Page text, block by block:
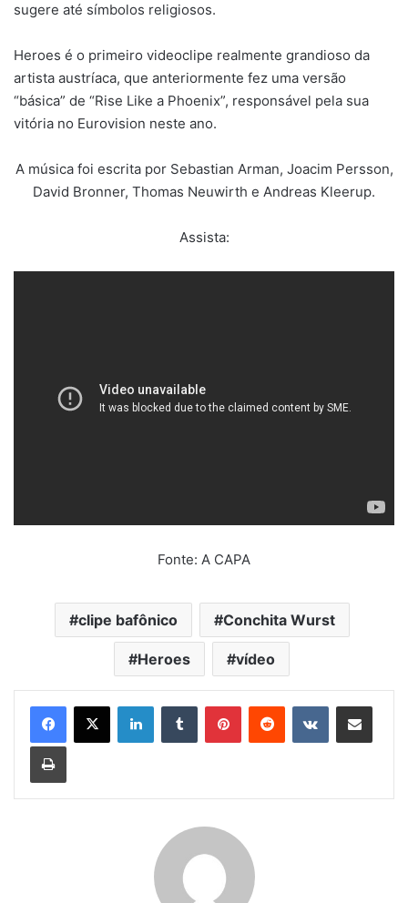
sugere até símbolos religiosos.
Heroes é o primeiro videoclipe realmente grandioso da
artista austríaca, que anteriormente fez uma versão
“básica” de “Rise Like a Phoenix”, responsável pela sua
vitória no Eurovision neste ano.
A música foi escrita por Sebastian Arman, Joacim Persson,
David Bronner, Thomas Neuwirth e Andreas Kleerup.
Assista:
Fonte: A CAPA
clipe bafônico Conchita Wurst
Heroes vídeo
LinkedinTumblr PinterestReddit VK Compartilhar via e-mail
Imprimir